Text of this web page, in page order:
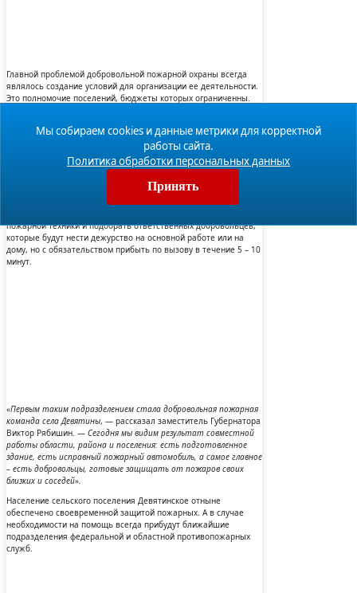
Главной проблемой добровольной пожарной охраны всегда
являлось создание условий для организации ее деятельности.
Это полномочие поселений, бюджеты которых ограниченны.
млн. рублей на обеспечение деятельности пяти добровольных
пожарных команд. За счет этих средств такие подразделения в
течение целого года будут обеспечены ГСМ, запчастями,
освещением, отоплением и другими необходимыми ресурсами.
Пожарной техникой обеспечит Противопожарная служба
Вологодской области. Местные администрации в рамках своих
пожарной техники и подобрать ответственных добровольцев,
которые будут нести дежурство на основной работе или на
дому, но с обязательством прибыть по вызову в течение 5 – 10
минут.
«Первым таким подразделением стала добровольная пожарная
команда села Девятины, — рассказал заместитель Губернатора
Виктор Рябишин. — Сегодня мы видим результат совместной
работы области, района и поселения: есть подготовленное
здание, есть исправный пожарный автомобиль, а самое главное
– есть добровольцы, готовые защищать от пожаров своих
близких и соседей».
Население сельского поселения Девятинское отныне
обеспечено своевременной защитой пожарных. А в случае
необходимости на помощь всегда прибудут ближайшие
подразделения федеральной и областной противопожарных
служб.
Мы собираем cookies и данные метрики для корректной
работы сайта.
Политика обработки персональных данных
Принять